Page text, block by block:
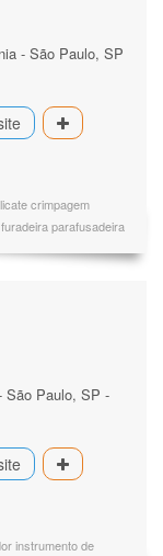
- São Paulo, SP
crimpagem
parafusadeira
São Paulo, SP -
instrumento de